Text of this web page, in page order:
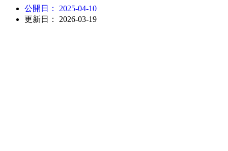
公開日：
2025-04-10
更新日： 2026-03-19